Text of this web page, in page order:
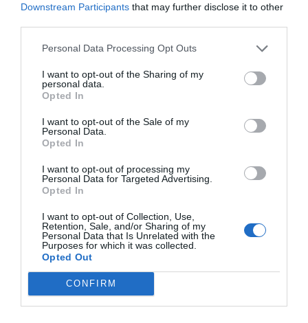
Downstream Participants that may further disclose it to other
Personal Data Processing Opt Outs
I want to opt-out of the Sharing of my
personal data.
Opted In
I want to opt-out of the Sale of my
Personal Data.
Opted In
I want to opt-out of processing my
Personal Data for Targeted Advertising.
Opted In
I want to opt-out of Collection, Use,
Retention, Sale, and/or Sharing of my
Personal Data that Is Unrelated with the
Purposes for which it was collected.
Opted Out
CONFIRM
Plug túnel cuerno y hueso
★★★★★
★★★★★
4,98 €
Ver producto
Plug túnel cuerno y hueso
★★★★★
★★★★★
Ver producto
1 2 3 4 5 6 7